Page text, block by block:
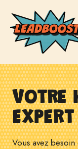
VOTRE
Vous avez